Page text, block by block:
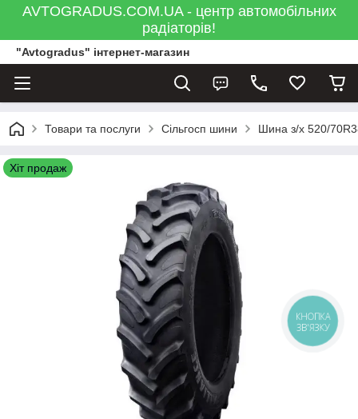
AVTOGRADUS.COM.UA - центр автомобільних
радіаторів!
"Avtogradus" інтернет-магазин
Товари та послуги Сільгосп шини Шина з/х 520/
Хіт продаж
КНОПКА
ЗВ'ЯЗКУ